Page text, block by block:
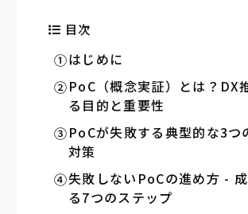
目次
はじめに
PoC（概念実証）とは？DX
る目的と重要性
PoCが失敗する典型的な3つ
対策
失敗しないPoCの進め方 -
る7つのステップ